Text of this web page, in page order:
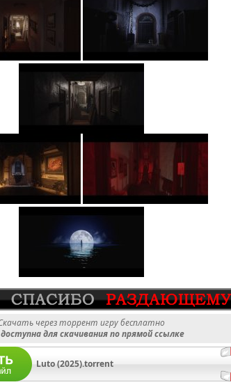
через торрент игру бесплатно
для скачивания по прямой ссылке
Luto (2025).torrent